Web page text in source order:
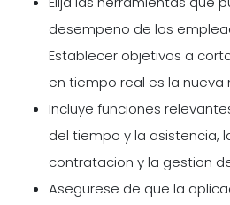
desempeno de los
Establecer objetivos a
en tiempo real es la nueva
Incluye funciones
del tiempo y la asistencia,
contratacion y la gestion
Asegurese de que la